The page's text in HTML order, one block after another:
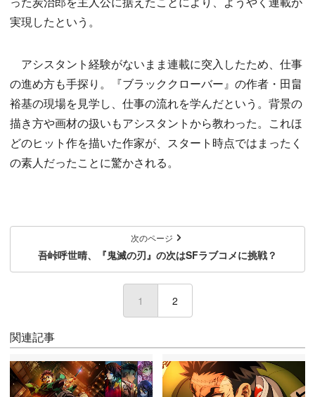
実現したという。
アシスタント経験がないまま連載に突入したため、仕事
の進め方も手探り。『ブラッククローバー』の作者・田畠
裕基の現場を見学し、仕事の流れを学んだという。背景の
描き方や画材の扱いもアシスタントから教わった。これほ
どのヒット作を描いた作家が、スタート時点ではまったく
の素人だったことに驚かされる。
次のページ
吾峠呼世晴、『鬼滅の刃』の次はSFラブコメに挑戦？
1 (current)
2
関連記事